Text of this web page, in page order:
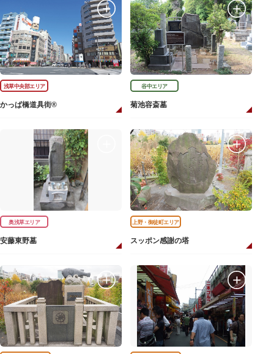
浅草中央部エリア
かっぱ橋道具街®
谷中エリア
菊池容斎墓
奥浅草エリア
安藤東野墓
上野・御徒町エリア
スッポン感謝の塔